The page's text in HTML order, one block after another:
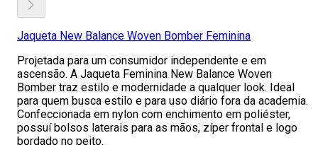
Jaqueta New Balance Woven Bomber Feminina
Projetada para um consumidor independente e em
ascensão. A Jaqueta Feminina New Balance Woven
Bomber traz estilo e modernidade a qualquer look. Ideal
para quem busca estilo e para uso diário fora da academia.
Confeccionada em nylon com enchimento em poliéster,
possuí bolsos laterais para as mãos, zíper frontal e logo
bordado no peito.